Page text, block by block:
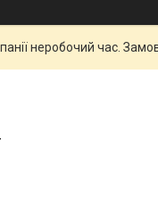
неробочий час.